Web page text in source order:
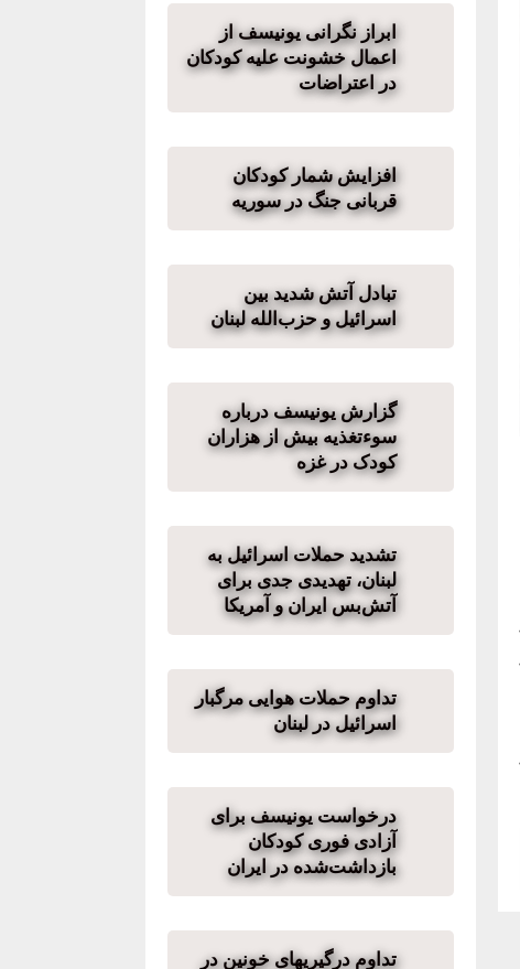
ابراز نگرانی یونیسف از
اعمال خشونت علیه کودکان
در اعتراضات
افزایش شمار کودکان
قربانی جنگ در سوریه
تبادل آتش شدید بین
اسرائیل و حزب‌الله لبنان
گزارش یونیسف درباره
سوءتغذیه بیش از هزاران
کودک در غزه
تشدید حملات اسرائیل به
لبنان، تهدیدی جدی برای
آتش‌بس ایران و آمریکا
تداوم حملات هوایی مرگبار
اسرائیل در لبنان
درخواست یونیسف برای
آزادی فوری کودکان
بازداشت‌شده در ایران
تداوم درگیریهای خونین در